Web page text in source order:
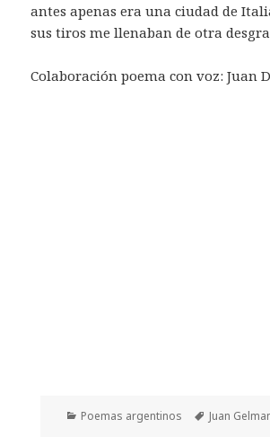
antes apenas era una ciudad de
sus tiros me llenaban de otra
Colaboración poema con voz: Juan
Categorías
Poemas argentinos Etiquetas
Juan